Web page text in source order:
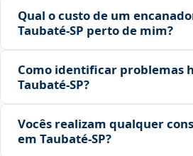
Qual o custo de um
Taubaté‑SP perto de mim?
Como identificar problemas
Taubaté‑SP?
Vocês realizam qualquer
em Taubaté‑SP?